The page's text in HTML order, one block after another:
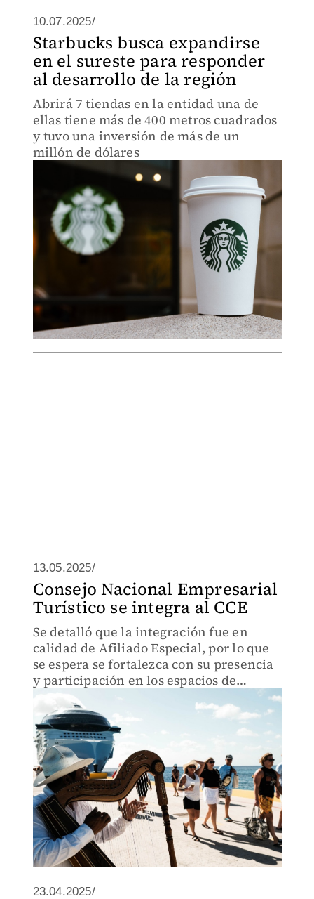
10.07.2025/
Starbucks busca expandirse
en el sureste para responder
al desarrollo de la región
Abrirá 7 tiendas en la entidad una de
ellas tiene más de 400 metros cuadrados
y tuvo una inversión de más de un
millón de dólares
13.05.2025/
Consejo Nacional Empresarial
Turístico se integra al CCE
Se detalló que la integración fue en
calidad de Afiliado Especial, por lo que
se espera se fortalezca con su presencia
y participación en los espacios de
diálogo.
23.04.2025/